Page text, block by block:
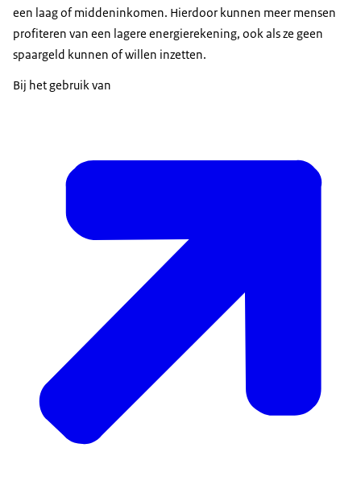
een laag of middeninkomen. Hierdoor kunnen meer mensen
profiteren van een lagere energierekening, ook als ze geen
spaargeld kunnen of willen inzetten.
Bij het gebruik van